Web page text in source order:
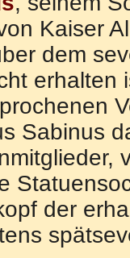
Kaiser
dem
erhalten
Sabinus
der